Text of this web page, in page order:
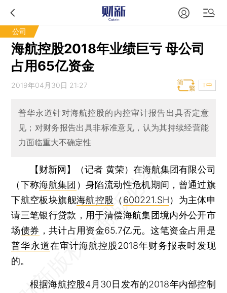
公司
海航控股2018年业绩巨亏 母公司
占用65亿资金
2019年04月30日 21:27 T中
普华永道针对海航控股的内控审计报告出具否定意
见；对财务报告出具非标准意见，认为其持续经营能
力面临重大不确定性
【财新网】（记者 黄荣） 在海航集团有限公司
（下称海航集团 ）身陷流动性危机期间，曾通过旗
下航空板块旗舰海航控股 （ 600221.SH）为主体申
请三笔银行贷款，用于清偿海航集团境内外公开市
场债券 ，共计占用资金65.7亿元。这笔资金占用是
普华永道在审计海航控股2018年财务报表时发现
的。
根据海航控股4月30日发布的2018年内部控制